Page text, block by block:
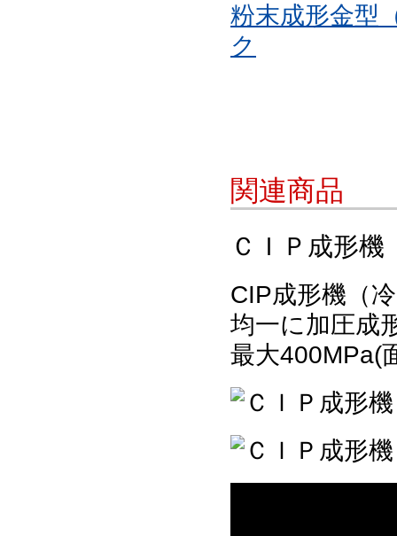
粉末成形金型
ク
関連商品
ＣＩＰ成形
CIP成形機（
均一に加圧成
最大400MPa(